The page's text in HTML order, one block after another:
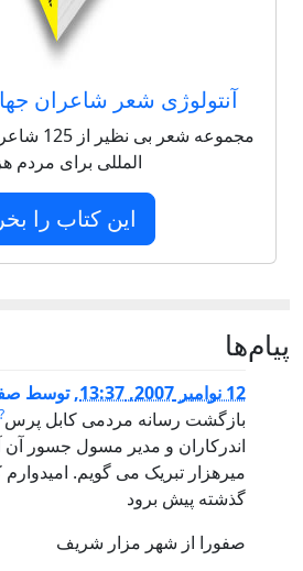
آنتولوژی شعر شاعران
مجموعه
المللی برای مردم
این کتاب را
پيام‌ها
12 نوامبر 2007, 13:37 ,توسط
بازگشت رسانه مردمی کابل پرس?
اندرکاران و مدير مسول جسور آن
ميرهزار تبريک می گويم.
گذشته پيش برود
صفورا از شهر مزار شريف